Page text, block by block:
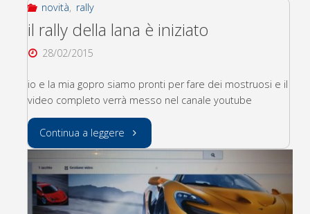
novità, rally
il rally della lana è iniziato
28/02/2015
io e la mia gopro siamo pronti per fare dei mostruosi e il
video completo verrà messo nel canale youtube
Continua a leggere
rally
della